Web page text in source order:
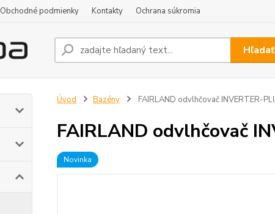
Obchodné podmienky Kontakty Ochrana súkromia
Hľadať
Úvod Bazény FAIRLAND odvlhčovač INVERTER-
FAIRLAND odvlhčovač
Novinka